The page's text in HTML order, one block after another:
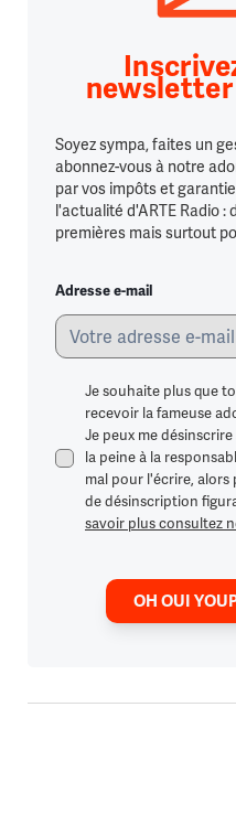
newsletter
Soyez sympa, faites un
abonnez-vous à notre
par vos impôts et
l'actualité d'ARTE Radio
premières mais surtout
Adresse e-mail
Je souhaite plus que
recevoir la fameuse
Je peux me
la peine à la
mal pour l'écrire, alors
de désinscription
savoir plus consultez
OH OUI